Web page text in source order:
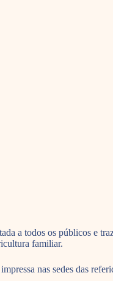
a todos os públicos e
familiar.
nas sedes das